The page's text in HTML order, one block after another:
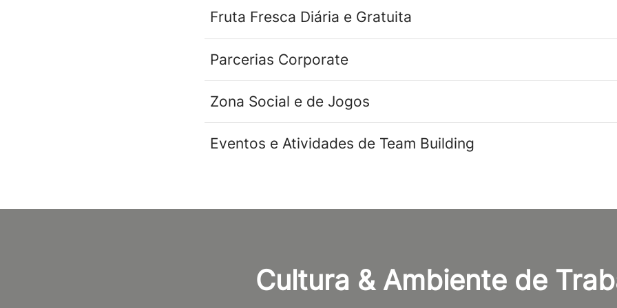
Fruta Fresca Diária e Gratuita
Parcerias Corporate
Zona Social e de Jogos
Eventos e Atividades de Team Building
Cultura & Ambiente de